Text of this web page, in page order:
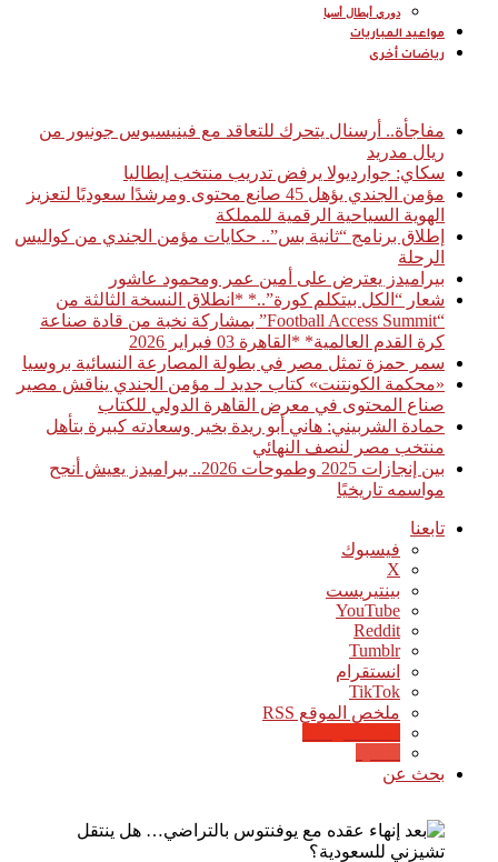
دوري أبطال أسيا
مواعيد المباريات
رياضات أخرى
مفاجأة.. أرسنال يتحرك للتعاقد مع فينيسيوس جونيور من
ريال مدريد
سكاي: جوارديولا يرفض تدريب منتخب إيطاليا
مؤمن الجندي يؤهل 45 صانع محتوى ومرشدًا سعوديًا لتعزيز
الهوية السياحية الرقمية للمملكة
إطلاق برنامج “ثانية بس”.. حكايات مؤمن الجندي من كواليس
الرحلة
بيراميدز يعترض على أمين عمر ومحمود عاشور
شعار “الكل بيتكلم كورة”..* *انطلاق النسخة الثالثة من
“Football Access Summit” بمشاركة نخبة من قادة صناعة
كرة القدم العالمية* *القاهرة 03 فبراير 2026
سمر حمزة تمثل مصر في بطولة المصارعة النسائية بروسيا
«محكمة الكونتنت» كتاب جديد لـ مؤمن الجندي يناقش مصير
صناع المحتوى في معرض القاهرة الدولي للكتاب
حمادة الشربيني: هاني أبو ريدة بخير وسعادته كبيرة بتأهل
منتخب مصر لنصف النهائي
بين إنجازات 2025 وطموحات 2026.. بيراميدز يعيش أنجح
مواسمه تاريخيًا
تابعنا
فيسبوك
‫X
بينتيريست
‫YouTube
انستقرام
‫TikTok
ملخص الموقع RSS
بحث عن